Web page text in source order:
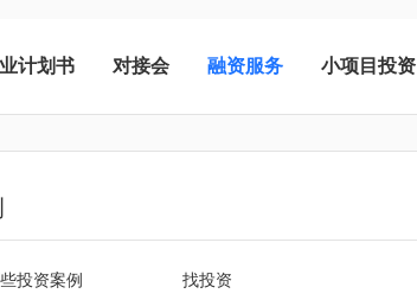
计划书 对接会 融资服务 小项目投资
投资案例 找投资